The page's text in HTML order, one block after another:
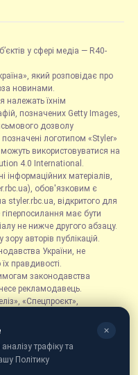
у сфері медіа — R40-
який розповідає про
новинами.
належать їхнім
позначених Getty Images,
дозволу
логотипом «Styler»
використовуватися на
4.0 International.
інформаційних матеріалів,
обов'язковим є
styler.rbc.ua, відкритого для
має бути
не нижче другого абзацу.
авторів публікацій.
України, не
правдивості.
законодавства
рекламодавець.
«Спецпроєкт»,
форматом, що містить
з діяльністю
відповідними
✕
трафіку та
Політику